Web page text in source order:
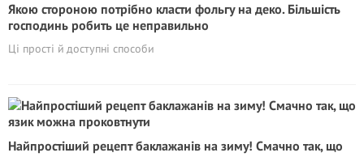
Якою стороною потрібно класти фольгу на деко. Більшість
господинь робить це неправильно
Ці прості й доступні способи
Найпростіший рецепт баклажанів на зиму! Смачно так, що